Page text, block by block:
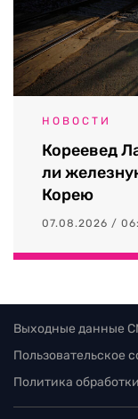
НОВОСТИ
Кореевед
ли
Корею
07.08.2026 /
Выходные данные
Пользовательское
Политика